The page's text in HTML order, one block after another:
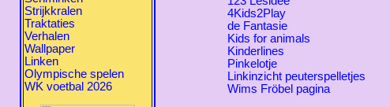
Strijkkralen
Traktaties
Verhalen
Wallpaper
Linken
Olympische spelen
WK voetbal 2026
4Kids2Play
de Fantasie
Kids for animals
Kinderlines
Pinkelotje
Linkinzicht peuterspelletjes
Wims Fröbel pagina